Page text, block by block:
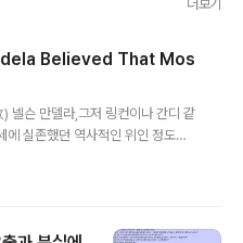
더보기
Believed That Mos
넬슨 만델라,그저 링컨이나 간디 같
실존했던 역사적인 위인 정도로
종북이었다" 가 되겠다. 번역을 위